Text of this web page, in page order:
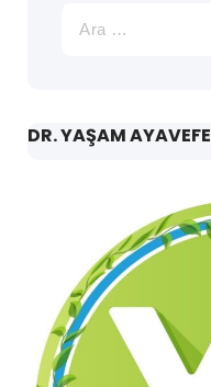
DR. YAŞAM AYAVEFE